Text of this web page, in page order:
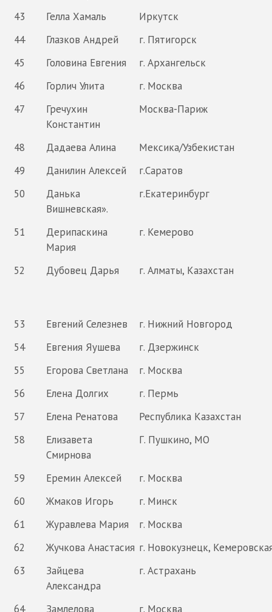
43 Гелла Хамаль
Иркутск
44
Глазков Андрей
г. Пятигорск
45
Головина Евгения
г. Архангельск
46
Горлич Улита
г. Москва
47
Гречухин
Константин
Москва-Париж
48 Дадаева Алина
Мексика/Узбекистан
49
Данилин Алексей
г.Саратов
50
Данька
Вишневская».
г.Екатеринбург
51
Дерипаскина
Мария
г. Кемерово
52 Дубовец Дарья г. Алматы, Казахстан
53 Евгений Селезнев
г. Нижний Новгород
54
Евгения Яушева
г. Дзержинск
55
Егорова Светлана
г. Москва
56
Елена Долгих
г. Пермь
57
Елена Ренатова
Республика Казахстан
58
Елизавета
Смирнова
Г. Пушкино, МО
59 Еремин Алексей
г. Москва
60
Жмаков Игорь
г. Минск
61
Журавлева Мария
г. Москва
62
Жучкова Анастасия г. Новокузнецк,
63
Зайцева
Александра
г. Астрахань
64
Замлелова
г. Москва